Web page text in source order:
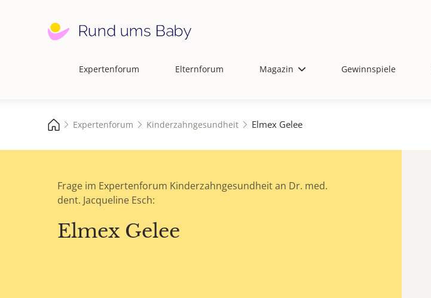
Hauptnavigation
Expertenforum Elternforum Magazin Gewinnspiele
Expertenforum Kinderzahngesundheit Elmex Gelee
Frage im Expertenforum Kinderzahngesundheit an Dr. med.
dent. Jacqueline Esch:
Elmex Gelee